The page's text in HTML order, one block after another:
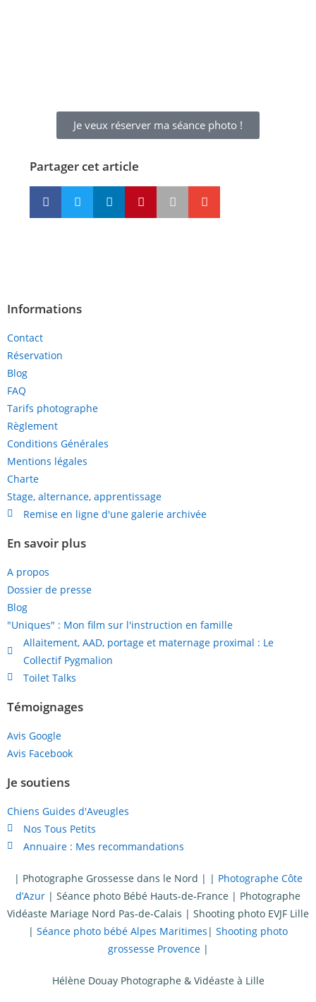
Je veux réserver ma séance photo !
Partager cet article
Informations
Contact
Réservation
Blog
FAQ
Tarifs photographe
Règlement
Conditions Générales
Mentions légales
Charte
Stage, alternance, apprentissage
Remise en ligne d'une galerie archivée
En savoir plus
A propos
Dossier de presse
Blog
"Uniques" : Mon film sur l'instruction en famille
Allaitement, AAD, portage et maternage proximal : Le
Collectif Pygmalion
Toilet Talks
Témoignages
Avis Google
Avis Facebook
Je soutiens
Chiens Guides d'Aveugles
Nos Tous Petits
Annuaire : Mes recommandations
| Photographe Grossesse dans le Nord | | Photographe Côte
d’Azur | Séance photo Bébé Hauts-de-France | Photographe
Vidéaste Mariage Nord Pas-de-Calais | Shooting photo EVJF Lille
| Séance photo bébé Alpes Maritimes | Shooting photo
grossesse Provence|
Hélène Douay Photographe & Vidéaste à Lille